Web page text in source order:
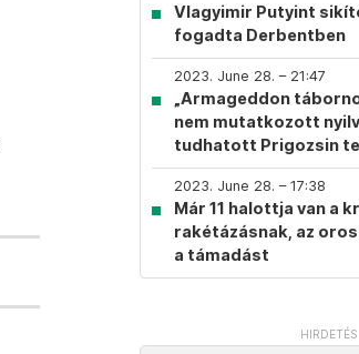
Vlagyimir Putyint
fogadta Derbentben
2023. June 28. – 21:47
„Armageddon
nem mutatkozott
tudhatott Prigozsin
2023. June 28. – 17:38
Már 11 halottja van a
rakétázásnak, az
a támadást